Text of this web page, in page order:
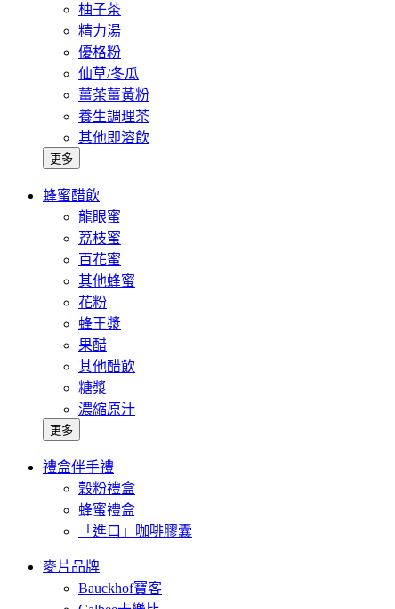
柚子茶
精力湯
優格粉
仙草/冬瓜
薑茶薑黃粉
養生調理茶
其他即溶飲
更多
蜂蜜醋飲
龍眼蜜
荔枝蜜
百花蜜
其他蜂蜜
花粉
蜂王漿
果醋
其他醋飲
糖漿
濃縮原汁
更多
禮盒伴手禮
穀粉禮盒
蜂蜜禮盒
「進口」咖啡膠囊
麥片品牌
Bauckhof寶客